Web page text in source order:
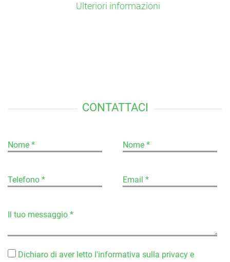
Ulteriori informazioni
CONTATTACI
Nome * Nome *
Telefono * Email *
Il tuo messaggio *
Dichiaro di aver letto l'informativa sulla privacy e